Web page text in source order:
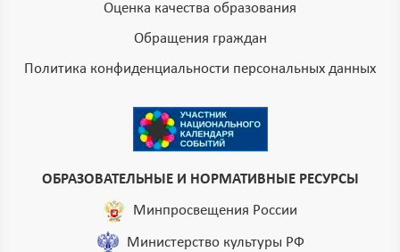
Оценка качества образования
Обращения граждан
Политика конфиденциальности персональных данных
ОБРАЗОВАТЕЛЬНЫЕ И НОРМАТИВНЫЕ РЕСУРСЫ
Минпросвещения России
Министерство культуры РФ